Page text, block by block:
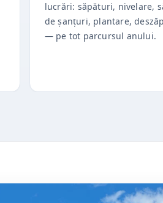
lucrări: săpături, nivelare,
de șanțuri, plantare,
— pe tot parcursul anului.